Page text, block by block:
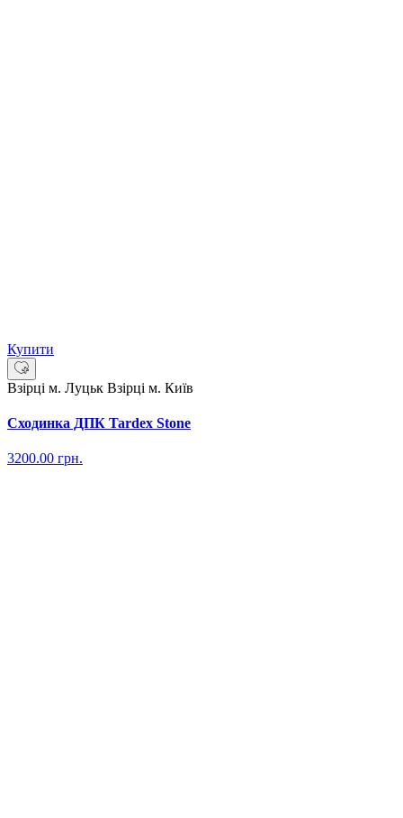
Купити
Взірці м. Луцьк Взірці м. Київ
Сходинка ДПК Tardex Stone
3200.00 грн.